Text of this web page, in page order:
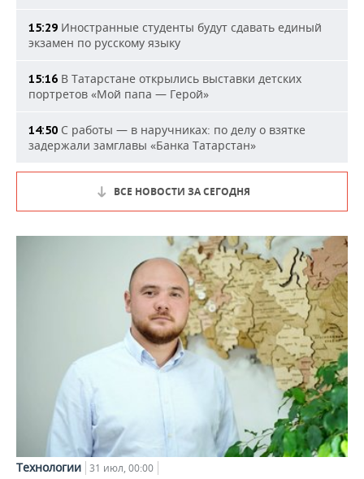
15:29 Иностранные студенты будут сдавать единый
экзамен по русскому языку
15:16 В Татарстане открылись выставки детских
портретов «Мой папа — Герой»
14:50 С работы — в наручниках: по делу о взятке
задержали замглавы «Банка Татарстан»
ВСЕ НОВОСТИ ЗА СЕГОДНЯ
Технологии 31 июл, 00:00